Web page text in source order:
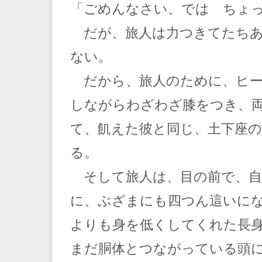
「ごめんなさい、では ちょ
だが、旅人は力つきてたち
ない。
だから、旅人のために、ヒ
しながらわざわざ膝をつき、
て、飢えた彼と同じ、土下座
る。
そして旅人は、目の前で、
に、ぶざまにも四つん這いに
よりも身を低くしてくれた長
まだ胴体とつながっている頭